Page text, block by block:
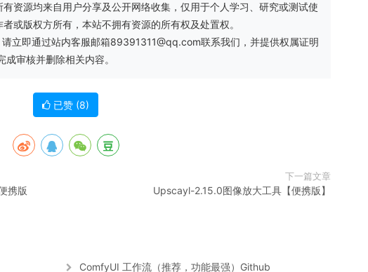
资源均来自用户分享及公开网络收集，仅用于个人学习、研究或测试使
或版权方所有，本站不拥有资源的所有权及处置权。
立即通过站内客服邮箱89391311@qq.com联系我们，并提供权属证明
审核并删除相关内容。
已赞 (8)
携版
下一篇文章
Upscayl-2.15.0图像放大工具【便携版】
ComfyUI 工作流（推荐，功能最强）Github